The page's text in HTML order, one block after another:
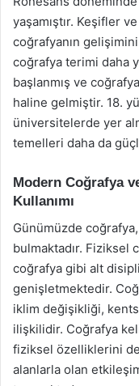
yaşamıştır. Keşifler
coğrafyanın gelişimini
coğrafya terimi daha
başlanmış ve
haline gelmiştir. 18.
üniversitelerde yer
temelleri daha da
Modern Coğrafya
Kullanımı
Günümüzde
bulmaktadır. Fiziksel
coğrafya gibi alt
genişletmektedir.
iklim değişikliği,
ilişkilidir. Coğrafya
fiziksel özelliklerini
alanlarla olan